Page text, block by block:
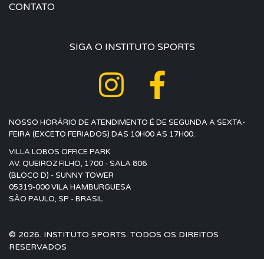
CONTATO
SIGA O INSTITUTO SPORTS
NOSSO HORÁRIO DE ATENDIMENTO É DE SEGUNDA A SEXTA-
FEIRA (EXCETO FERIADOS) DAS 10H00 AS 17H00.
VILLA LOBOS OFFICE PARK
AV. QUEIROZ FILHO, 1700 - SALA 806
(BLOCO D) - SUNNY TOWER
05319-000 VILA HAMBURGUESA
SÃO PAULO, SP - BRASIL
© 2026. INSTITUTO SPORTS. TODOS OS DIREITOS
RESERVADOS